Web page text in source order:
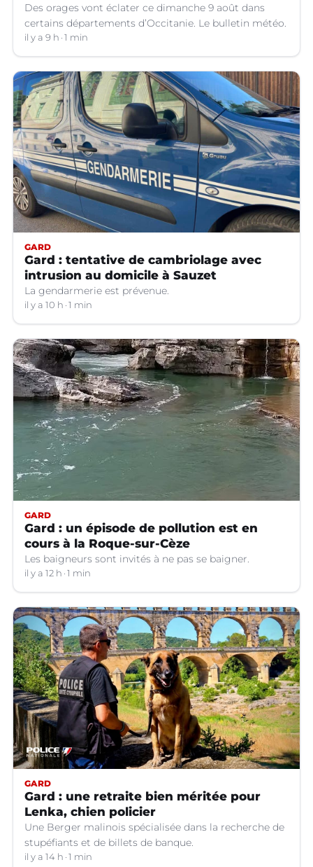
Des orages vont éclater ce dimanche 9 août dans
certains départements d’Occitanie. Le bulletin météo.
il y a 9 h 1 min
GARD
Gard : tentative de cambriolage avec
intrusion au domicile à Sauzet
La gendarmerie est prévenue.
il y a 10 h 1 min
GARD
Gard : un épisode de pollution est en
cours à la Roque-sur-Cèze
Les baigneurs sont invités à ne pas se baigner.
il y a 12 h 1 min
GARD
Gard : une retraite bien méritée pour
Lenka, chien policier
Une Berger malinois spécialisée dans la recherche de
stupéfiants et de billets de banque.
il y a 14 h 1 min